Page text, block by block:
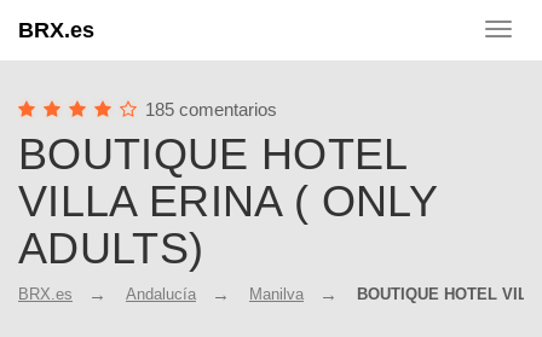
BRX.es
185 comentarios
BOUTIQUE HOTEL
VILLA ERINA ( ONLY
ADULTS)
BRX.es Andalucía Manilva BOUTIQUE HOTEL